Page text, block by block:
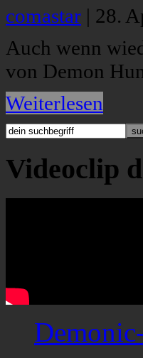
comastar | 28.
Auch wenn
von Demon
Weiterlesen
Videoclip